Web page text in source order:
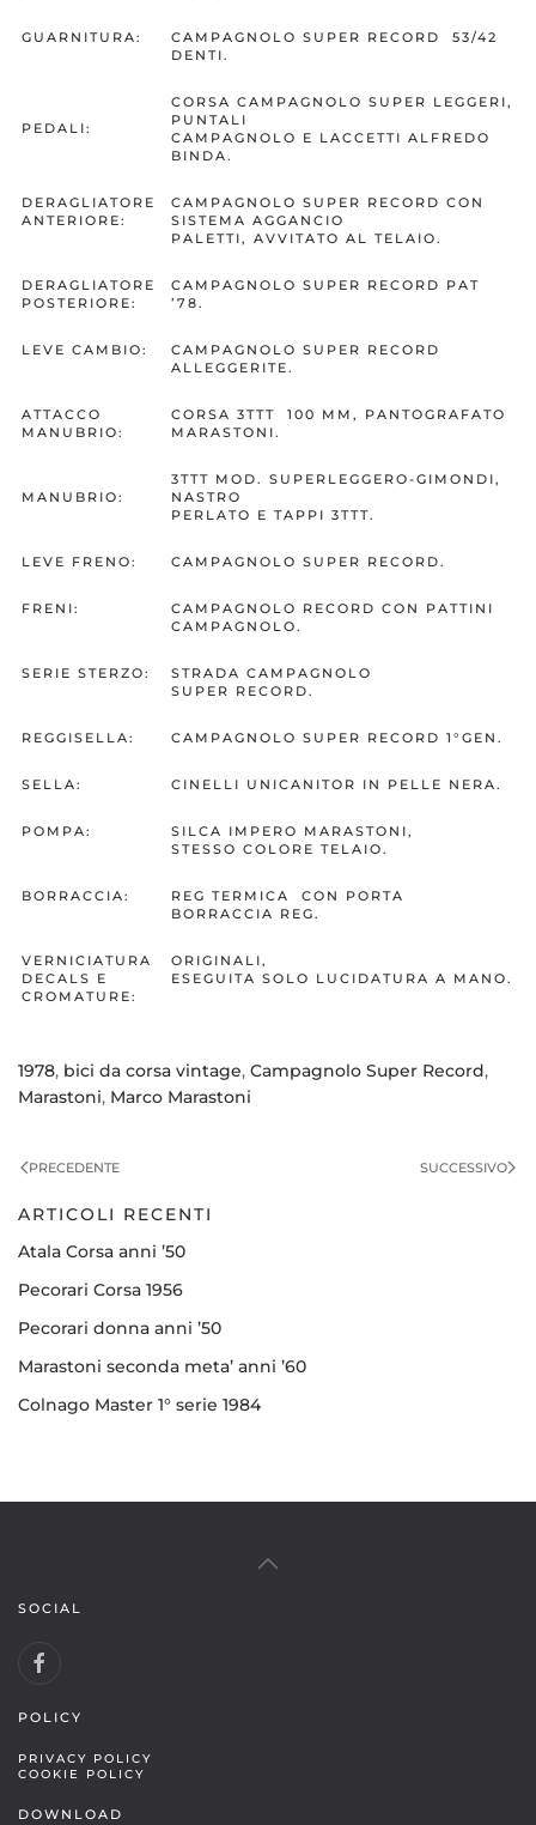
GUARNITURA:
CAMPAGNOLO SUPER RECORD 53/42
DENTI.
PEDALI:
CORSA CAMPAGNOLO SUPER LEGGERI,
PUNTALI
CAMPAGNOLO E LACCETTI ALFREDO
BINDA.
DERAGLIATORE
ANTERIORE:
CAMPAGNOLO SUPER RECORD CON
SISTEMA AGGANCIO
PALETTI, AVVITATO AL TELAIO.
DERAGLIATORE
POSTERIORE:
CAMPAGNOLO SUPER RECORD PAT
’78.
LEVE CAMBIO:
CAMPAGNOLO SUPER RECORD
ALLEGGERITE.
ATTACCO
MANUBRIO:
CORSA 3TTT 100 MM, PANTOGRAFATO
MARASTONI.
MANUBRIO:
3TTT MOD. SUPERLEGGERO-GIMONDI,
NASTRO
PERLATO E TAPPI 3TTT.
LEVE FRENO: CAMPAGNOLO SUPER RECORD.
FRENI:
CAMPAGNOLO RECORD CON PATTINI
CAMPAGNOLO.
SERIE STERZO:
STRADA CAMPAGNOLO
SUPER RECORD.
REGGISELLA: CAMPAGNOLO SUPER RECORD 1°GEN.
SELLA: CINELLI UNICANITOR IN PELLE NERA.
POMPA:
SILCA IMPERO MARASTONI,
STESSO COLORE TELAIO.
BORRACCIA:
REG TERMICA CON PORTA
BORRACCIA REG.
VERNICIATURA
DECALS E
CROMATURE:
ORIGINALI,
ESEGUITA SOLO LUCIDATURA A MANO.
1978, bici da corsa vintage, Campagnolo Super Record,
Marastoni, Marco Marastoni
PRECEDENTE SUCCESSIVO
ARTICOLI RECENTI
Atala Corsa anni ’50
Pecorari Corsa 1956
Pecorari donna anni ’50
Marastoni seconda meta’ anni ’60
Colnago Master 1° serie 1984
SOCIAL
POLICY
PRIVACY POLICY
COOKIE POLICY
DOWNLOAD